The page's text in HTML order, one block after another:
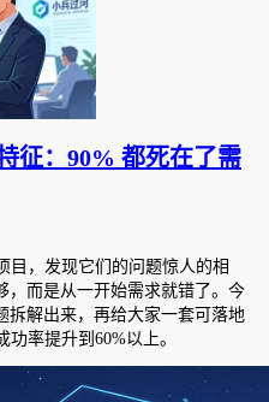
征：90% 都死在了需
目，发现它们的问题惊人的相
，而是从一开始需求就错了。今
拆解出来，再给大家一套可落地
率提升到60%以上。